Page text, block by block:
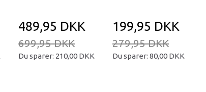
489,95 DKK
699,95 DKK
Du sparer: 210,00 DKK
199,95 DKK
279,95 DKK
Du sparer: 80,00 DKK